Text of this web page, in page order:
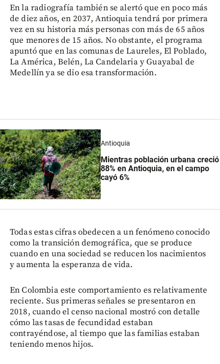
En la radiografía también se alertó que en poco más
de diez años, en 2037, Antioquia tendrá por primera
vez en su historia más personas con más de 65 años
que menores de 15 años. No obstante, el programa
apuntó que en las comunas de Laureles, El Poblado,
La América, Belén, La Candelaria y Guayabal de
Medellín ya se dio esa transformación.
Antioquia
Mientras población urbana creció
88% en Antioquia, en el campo
cayó 6%
Todas estas cifras obedecen a un fenómeno conocido
como la transición demográfica, que se produce
cuando en una sociedad se reducen los nacimientos
y aumenta la esperanza de vida.
En Colombia este comportamiento es relativamente
reciente. Sus primeras señales se presentaron en
2018, cuando el censo nacional mostró con detalle
cómo las tasas de fecundidad estaban
contrayéndose, al tiempo que las familias estaban
teniendo menos hijos.